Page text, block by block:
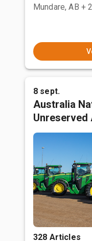
Mundare, AB +
8 sept.
Australia
Unreserved
328 Articles